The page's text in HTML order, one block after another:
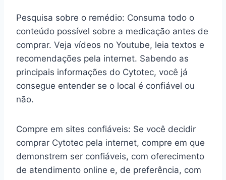
Pesquisa sobre o remédio: Consuma todo o
conteúdo possível sobre a medicação antes de
comprar. Veja vídeos no Youtube, leia textos e
recomendações pela internet. Sabendo as
principais informações do Cytotec, você já
consegue entender se o local é confiável ou
não.
Compre em sites confiáveis: Se você decidir
comprar Cytotec pela internet, compre em que
demonstrem ser confiáveis, com oferecimento
de atendimento online e, de preferência, com